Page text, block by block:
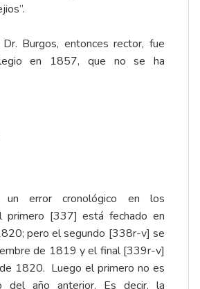
Burgos, entonces rector, fue
en 1857, que no se ha
un error cronológico en los
primero [337] está fechado en
pero el segundo [338r-v] se
de 1819 y el final [339r-v]
1820. Luego el primero no es
del año anterior. Es decir, la